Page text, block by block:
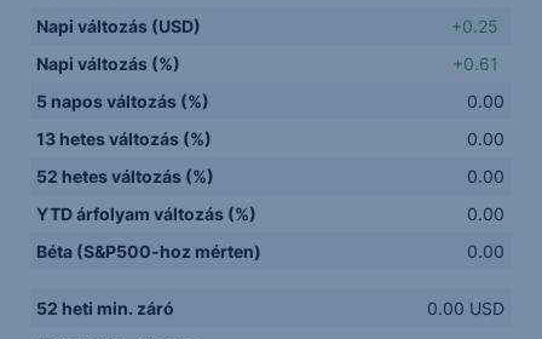
Napi változás (USD)
+0.25
Napi változás (%)
+0.61
5 napos változás (%)
0.00
13 hetes változás (%)
0.00
52 hetes változás (%)
0.00
YTD árfolyam változás (%)
0.00
Béta (S&P500-hoz mérten)
0.00
52 heti min. záró
0.00 USD